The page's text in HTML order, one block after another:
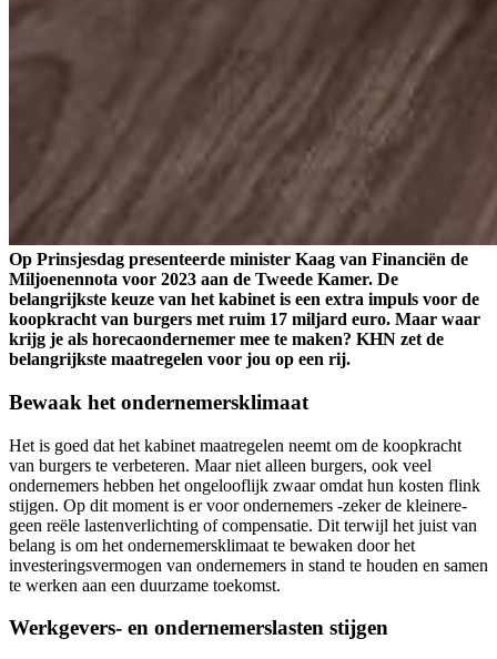
Op Prinsjesdag presenteerde minister Kaag van Financiën de
Miljoenennota voor 2023 aan de Tweede Kamer. De
belangrijkste keuze van het kabinet is een extra impuls voor de
koopkracht van burgers met ruim 17 miljard euro. Maar waar
krijg je als horecaondernemer mee te maken? KHN zet de
belangrijkste maatregelen voor jou op een rij.
Bewaak het ondernemersklimaat
Het is goed dat het kabinet maatregelen neemt om de koopkracht
van burgers te verbeteren. Maar niet alleen burgers, ook veel
ondernemers hebben het ongelooflijk zwaar omdat hun kosten flink
stijgen. Op dit moment is er voor ondernemers -zeker de kleinere-
geen reële lastenverlichting of compensatie. Dit terwijl het juist van
belang is om het ondernemersklimaat te bewaken door het
investeringsvermogen van ondernemers in stand te houden en samen
te werken aan een duurzame toekomst.
Werkgevers- en ondernemerslasten stijgen